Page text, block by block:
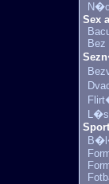
Sex
Bez